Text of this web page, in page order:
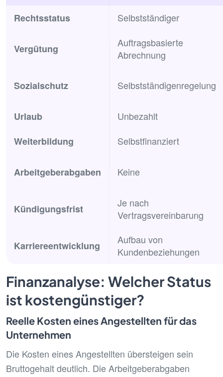
Rechtsstatus
Selbstständiger
Vergütung
Auftragsbasierte
Abrechnung
Sozialschutz Selbstständigenregelung
Urlaub
Unbezahlt
Weiterbildung
Selbstfinanziert
Arbeitgeberabgaben Keine
Kündigungsfrist
Je nach
Vertragsvereinbarung
Karriereentwicklung
Aufbau von
Kundenbeziehungen
Finanzanalyse: Welcher Status
ist kostengünstiger?
Reelle Kosten eines Angestellten für das
Unternehmen
Die Kosten eines Angestellten übersteigen sein
Bruttogehalt deutlich. Die Arbeitgeberabgaben